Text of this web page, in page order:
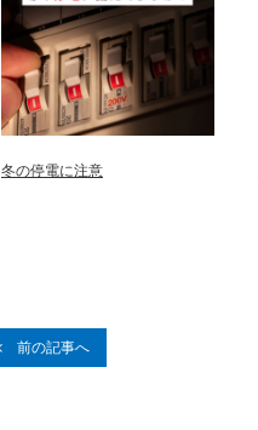
冬の停電に注意
前の記事へ